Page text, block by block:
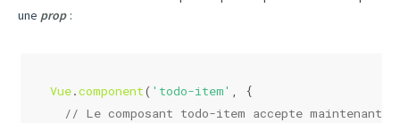
une prop:
Vue.component( 'todo-item' , {
// Le composant todo-item accepte maintenant